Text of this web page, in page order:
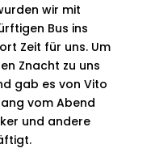
wir mit
Bus ins
Zeit für uns. Um
Znacht zu uns
gab es von Vito
vom Abend
und andere